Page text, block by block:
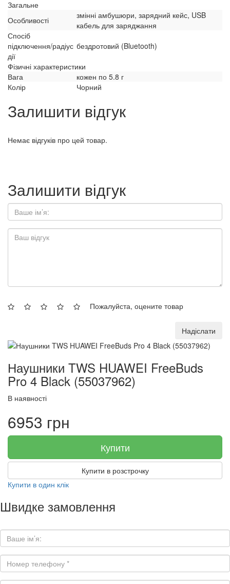
Загальне
Особливості
змінні амбушюри, зарядний кейс, USB
кабель для заряджання
Спосіб
підключення/радіус
дії
бездротовий (Bluetooth)
Фізичні характеристики
Вага
кожен по 5.8 г
Колір
Чорний
Залишити відгук
Немає відгуків про цей товар.
Залишити відгук
Пожалуйста, оцените товар
Надіслати
Наушники TWS HUAWEI FreeBuds
Pro 4 Black (55037962)
В наявності
6953 грн
Купити
Купити в розстрочку
Купити в один клік
Швидке замовлення